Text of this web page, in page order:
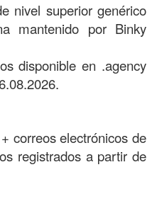
nivel superior genérico
mantenido por Binky
disponible en .agency
correos electrónicos de
registrados a partir de